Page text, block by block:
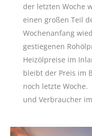
der letzten Woche
einen großen Teil
Wochenanfang
gestiegenen
Heizölpreise im
bleibt der Preis im
noch letzte
und Verbraucher